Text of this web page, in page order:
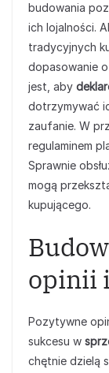
budowania
ich lojalności.
tradycyjnych
dopasowanie
jest, aby
dotrzymywać
zaufanie. W
regulaminem
Sprawnie
mogą
kupującego.
opinii
Pozytywne
sukcesu w
chętnie dzielą